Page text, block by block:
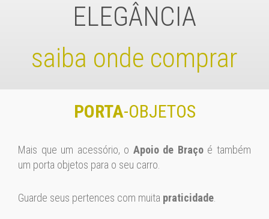
ELEGÂNCIA
saiba onde comprar
PORTA-OBJETOS
Mais que um acessório, o Apoio de Braçoé também
um porta objetos para o seu carro.
Guarde seus pertences com muita praticidade.